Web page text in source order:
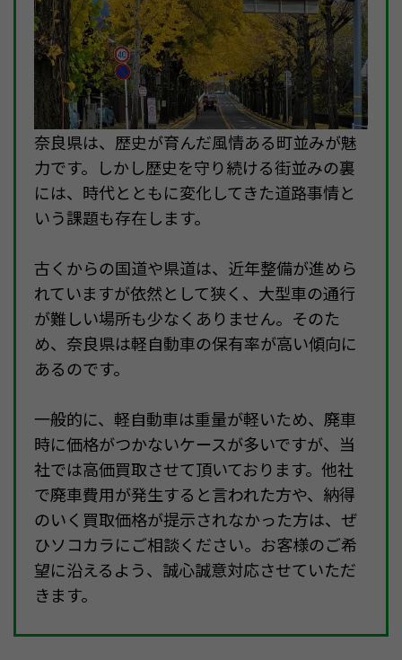
奈良県は、歴史が育んだ風情ある町並みが魅
力です。しかし歴史を守り続ける街並みの裏
には、時代とともに変化してきた道路事情と
いう課題も存在します。
古くからの国道や県道は、近年整備が進めら
れていますが依然として狭く、大型車の通行
が難しい場所も少なくありません。そのた
め、奈良県は軽自動車の保有率が高い傾向に
あるのです。
一般的に、軽自動車は重量が軽いため、廃車
時に価格がつかないケースが多いですが、当
社では高価買取させて頂いております。他社
で廃車費用が発生すると言われた方や、納得
のいく買取価格が提示されなかった方は、ぜ
ひソコカラにご相談ください。お客様のご希
望に沿えるよう、誠心誠意対応させていただ
きます。